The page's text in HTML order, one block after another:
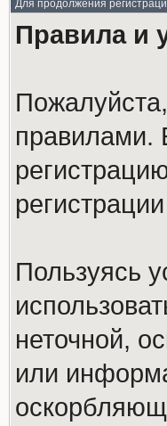
Для продолжения
Правила и
правилами.
Пользуясь
неточной,
или